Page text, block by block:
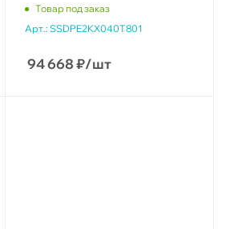
Товар под заказ
Арт.: SSDPE2KX040T801
94 668₽/шт